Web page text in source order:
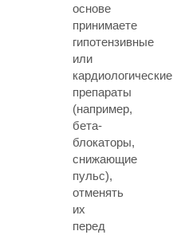
основе
принимаете
гипотензивные
или
кардиологические
препараты
(например,
бета-
блокаторы,
снижающие
пульс),
отменять
их
перед